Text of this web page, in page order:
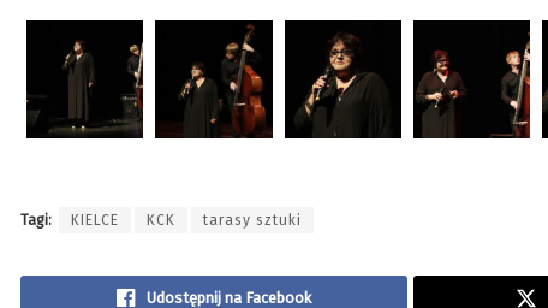
Tagi: KIELCE KCK tarasy sztuki
Udostępnij na Facebook